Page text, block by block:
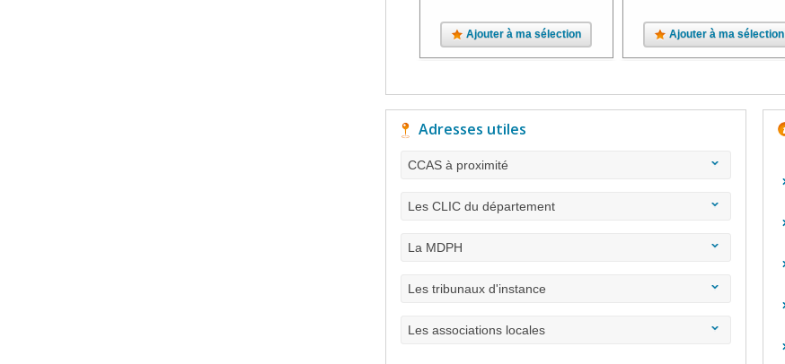
Ajouter à ma sélection Ajouter à ma sélection
Adresses utiles
CCAS à proximité
Les CLIC du département
La MDPH
Les tribunaux d'instance
Les associations locales